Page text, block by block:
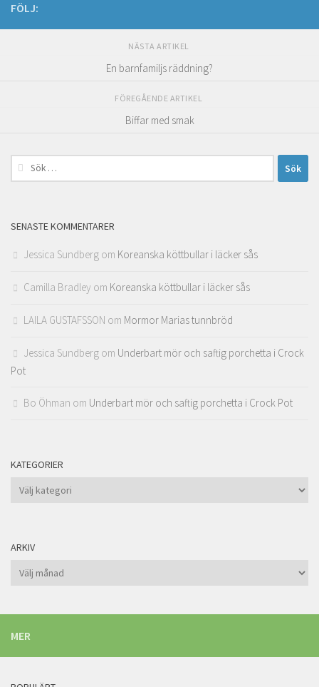
FÖLJ:
NÄSTA ARTIKEL
En barnfamiljs räddning?
FÖREGÅENDE ARTIKEL
Biffar med smak
Sök
efter:
SENASTE KOMMENTARER
Jessica Sundberg om Koreanska köttbullar i läcker sås
Camilla Bradley om Koreanska köttbullar i läcker sås
LAILA GUSTAFSSON om Mormor Marias tunnbröd
Jessica Sundberg om Underbart mör och saftig porchetta i Crock
Pot
Bo Öhman om Underbart mör och saftig porchetta i Crock Pot
KATEGORIER
Kategorier
ARKIV
Arkiv
MER